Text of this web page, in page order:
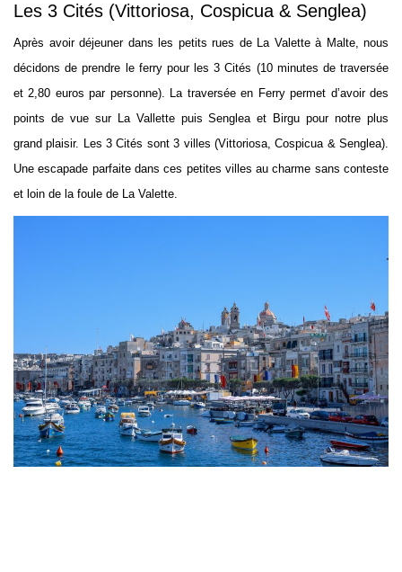
Les 3 Cités (Vittoriosa, Cospicua & Senglea)
Après avoir déjeuner dans les petits rues de La Valette à Malte, nous
décidons de prendre le ferry pour les 3 Cités (10 minutes de traversée
et 2,80 euros par personne). La traversée en Ferry permet d’avoir des
points de vue sur La Vallette puis Senglea et Birgu pour notre plus
grand plaisir. Les 3 Cités sont 3 villes (Vittoriosa, Cospicua & Senglea).
Une escapade parfaite dans ces petites villes au charme sans conteste
et loin de la foule de La Valette.